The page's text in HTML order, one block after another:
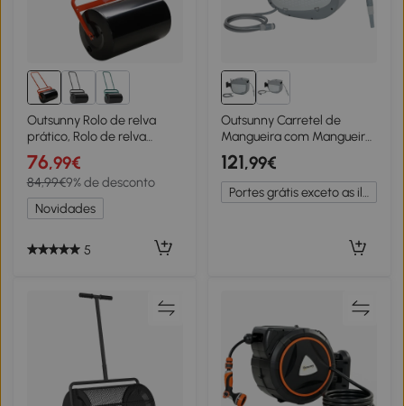
Outsunny Rolo de relva
prático, Rolo de relva
conveniente, Rolo de
grama, Rolo de jardim,
versátil, aço, 58L x 32,5B x
113H cm, Vermelho
76,99€
84,99€9% de desconto
Novidades
5
Outsunny Carretel de
Mangueira com Mangueira
de Jardim 30 m Caixa
Giratória 180° com
Enrolamento Automático e
Auto-travamento
121,99€
Portes grátis exceto as ilhas